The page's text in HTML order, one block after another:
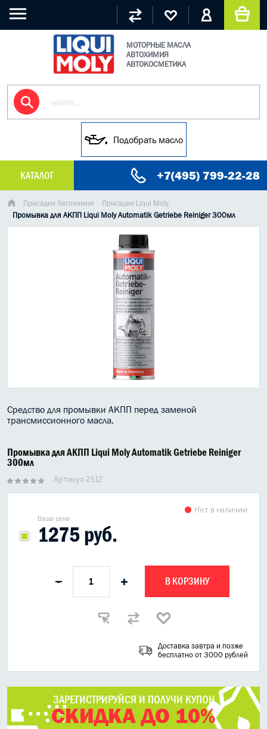
МОТОРНЫЕ МАСЛА
АВТОХИМИЯ
АВТОКОСМЕТИКА
Подобрать масло
КАТАЛОГ +7(495) 799-22-28
МАСЛО МОТОРНОЕ
ГРУЗОВЫЕ МАСЛА
АНТИФРИЗЫ СПЕЦЖИДКОСТИ
ПРИСАДКИ АВТОХИМИЯ
МОТО МАСЛА
ВСЕ БРЕНДЫ
Присадки Автохимия
Присадки Liqui Moly
Промывка для АКПП Liqui Moly Automatik Getriebe Reiniger 300мл
Средство для промывки АКПП перед заменой
трансмиссионного масла.
Промывка для АКПП Liqui Moly Automatik Getriebe Reiniger
300мл
Артикул 2512
Ваша цена
1275 руб.
Нет в наличии
- + В КОРЗИНУ
Доставка завтра и позже
бесплатно от 3000 рублей
ЗАРЕГИСТРИРУЙСЯ И ПОЛУЧИ КУПОН
СКИДКА ДО 10%